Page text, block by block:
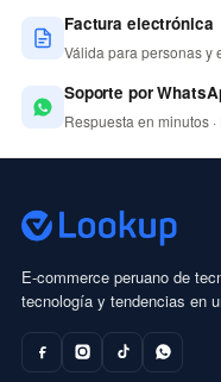
Factura electrónica
Válida para personas y
Soporte por
Respuesta en minutos
E-commerce peruano de
tecnología y tendencias en